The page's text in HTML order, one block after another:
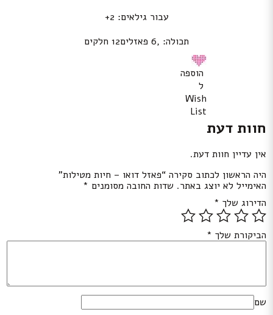
עבור גילאים: 2+
תכולה: ,6 פאזלים12 חלקים
הוספה
ל
Wish
List
חוות דעת
אין עדיין חוות דעת.
היה הראשון לכתוב סקירה “פאזל דואו – חיות מטילות”
האימייל לא יוצג באתר. שדות החובה מסומנים *
הדירוג שלך *
הביקורת שלך *
שם